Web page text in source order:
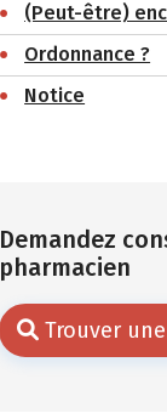
Demandez
pharmacien
Trouver
(Peut-être)
Ordonnance ?
Notice